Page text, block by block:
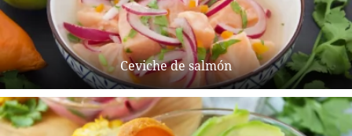
Ceviche de salmón